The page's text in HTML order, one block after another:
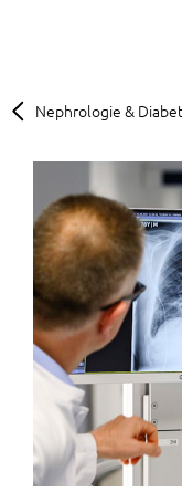
Nephrologie &